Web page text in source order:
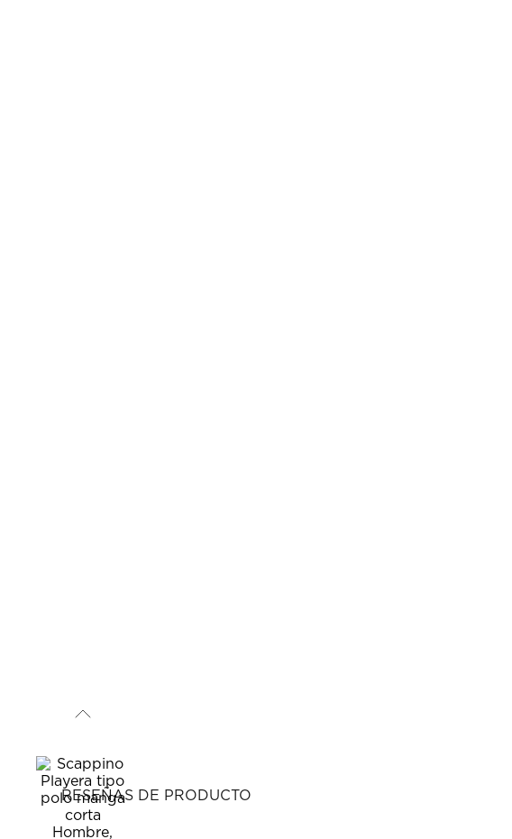
RESEÑAS DE PRODUCTO